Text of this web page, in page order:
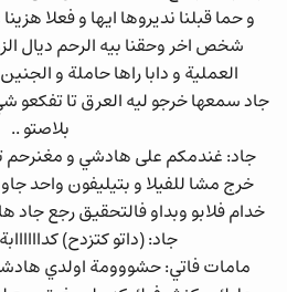
و حما قبلنا نديروها ايها و فعلا
شخص اخر وحقنا بيه الرحم ديال
العملية و دابا راها حاملة و
جاد سمعها خرجو ليه العرق تا
بلاصتو ..
جاد: غندمكم على هادشي و مغنرحم
خرج مشا للفيلا و بتيليفون واحد
خدام فلابو وبداو فالتحقيق رجع جاد
جاد: (داتو كتزدح)
مامات فاتي: حشووومة اولدي